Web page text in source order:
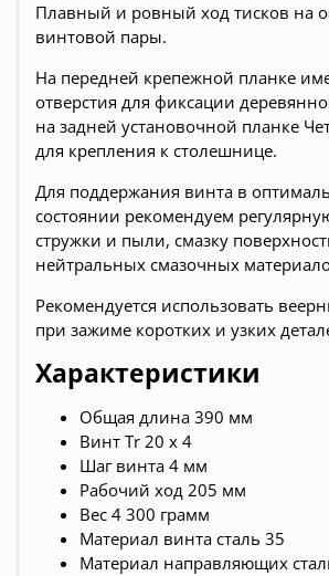
Плавный и ровный ход тисков на
винтовой пары.
На передней крепежной планке
отверстия для фиксации
на задней установочной планке
для крепления к столешнице.
Для поддержания винта в
состоянии рекомендуем
стружки и пыли, смазку
нейтральных смазочных
Рекомендуется использовать
при зажиме коротких и узких
Характеристики
Общая длина 390 мм
Винт Tr 20 x 4
Шаг винта 4 мм
Рабочий ход 205 мм
Вес 4 300 грамм
Материал винта сталь 35
Материал направляющих